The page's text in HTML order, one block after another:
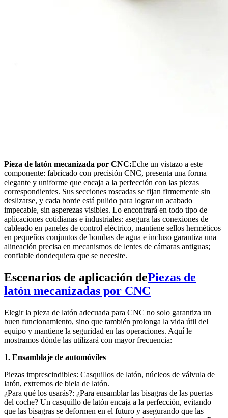
Pieza de latón mecanizada por CNC:Eche un vistazo a este
componente: fabricado con precisión CNC, presenta una forma
elegante y uniforme que encaja a la perfección con las piezas
correspondientes. Sus secciones roscadas se fijan firmemente sin
deslizarse, y cada borde está pulido para lograr un acabado
impecable, sin asperezas visibles. Lo encontrará en todo tipo de
aplicaciones cotidianas e industriales: asegura las conexiones de
cableado en paneles de control eléctrico, mantiene sellos herméticos
en pequeños conjuntos de bombas de agua e incluso garantiza una
alineación precisa en mecanismos de lentes de cámaras antiguas;
confiable dondequiera que se necesite.
Escenarios de aplicación dePiezas de
latón mecanizadas por CNC
Elegir la pieza de latón adecuada para CNC no solo garantiza un
buen funcionamiento, sino que también prolonga la vida útil del
equipo y mantiene la seguridad en las operaciones. Aquí le
mostramos dónde las utilizará con mayor frecuencia:
1. Ensamblaje de automóviles
Piezas imprescindibles: Casquillos de latón, núcleos de válvula de
latón, extremos de biela de latón.
¿Para qué los usarás?: ¿Para ensamblar las bisagras de las puertas
del coche? Un casquillo de latón encaja a la perfección, evitando
que las bisagras se deformen en el futuro y asegurando que las